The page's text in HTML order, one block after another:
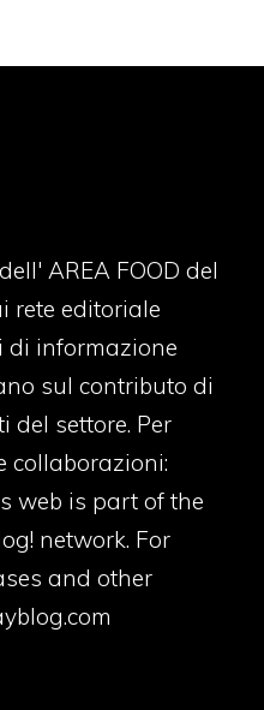
AREA FOOD del
rete editoriale
di informazione
sul contributo di
del settore. Per
collaborazioni:
web is part of the
network. For
and other